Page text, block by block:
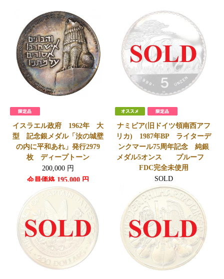
イスラエル政府 1962年 大
型 記念銀メダル「汝の城壁
の内に平和あれ」発行2979
枚 ディープトーン
200,000 円
会員価格 195,000 円
ナミビア(旧ドイツ領南西アフ
リカ) 1987年BP ライターデ
ンクマール75周年記念 純銀
メダル5オンス プルーフ
FDC完全未使用
SOLD